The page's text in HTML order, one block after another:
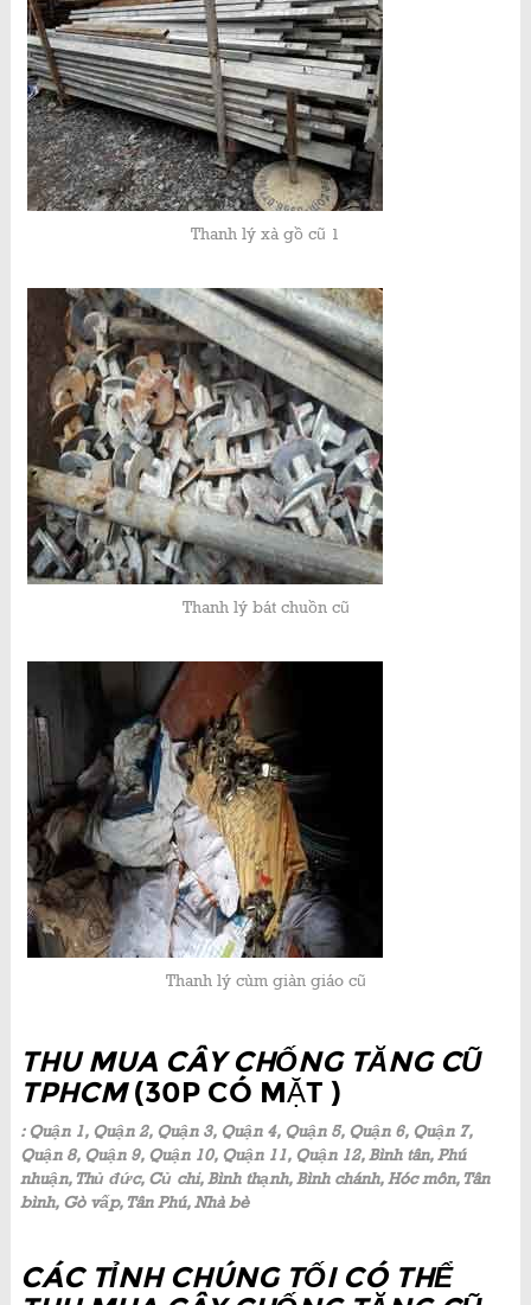
Thanh lý xà gồ cũ 1
Thanh lý bát chuồn cũ
Thanh lý cùm giàn giáo cũ
THU MUA CÂY CHỐNG TĂNG CŨ
TPHCM (30P CÓ MẶT )
: Quận 1, Quận 2, Quận 3, Quận 4, Quận 5, Quận 6, Quận 7,
Quận 8, Quận 9, Quận 10, Quận 11, Quận 12, Bình tân, Phú
nhuận, Thủ đức, Củ chi, Bình thạnh, Bình chánh, Hóc môn, Tân
bình, Gò vấp, Tân Phú, Nhà bè
CÁC TỈNH CHÚNG TỐI CÓ THỂ